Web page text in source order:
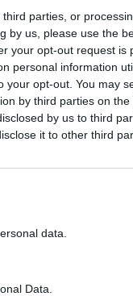
parties, or
by us, please use the
your opt-out request is
personal information
your opt-out. You may
by third parties on the
by us to third
it to other third
data.
Data.
după ora 21.00 a
din ambasade
„au început să
birourilor de